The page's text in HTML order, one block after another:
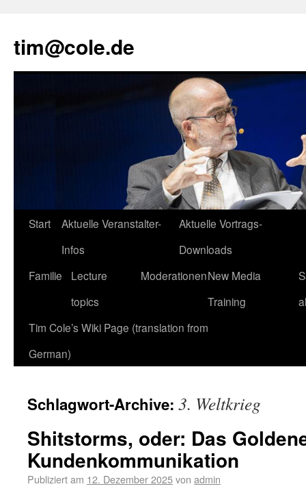
tim@cole.de
Start
Aktuelle Veranstalter-
Infos
Aktuelle Vortrags-
Downloads
Familie
Lecture
topics
ModerationenNew Media
Training
Tim Cole’s Wiki Page (translation from
German)
Schlagwort-Archive: 3. Weltkrieg
Shitstorms, oder: Das
Kundenkommunikation
Publiziert am 12. Dezember 2025von admin